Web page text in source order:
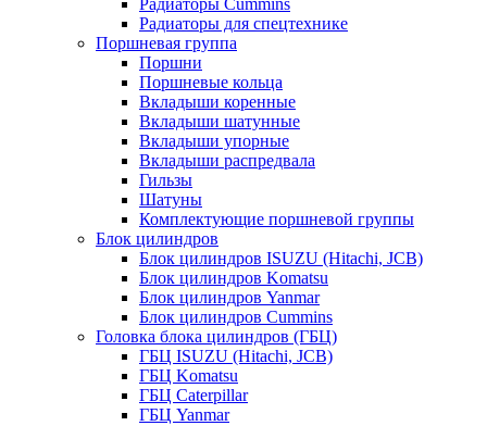
Радиаторы для спецтехнике
Поршневая группа
Поршни
Поршневые кольца
Вкладыши коренные
Вкладыши шатунные
Вкладыши упорные
Вкладыши распредвала
Гильзы
Шатуны
Комплектующие поршневой группы
Блок цилиндров
Блок цилиндров ISUZU (Hitachi, JCB)
Блок цилиндров Komatsu
Блок цилиндров Yanmar
Блок цилиндров Cummins
Головка блока цилиндров (ГБЦ)
ГБЦ ISUZU (Hitachi, JCB)
ГБЦ Komatsu
ГБЦ Caterpillar
ГБЦ Yanmar